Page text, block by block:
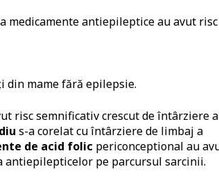
medicamente antiepileptice au avut risc
din mame fără epilepsie.
risc semnificativ crescut de întârziere a
s-a corelat cu întârziere de limbaj a
de acid folic periconceptional au
antiepilepticelor pe parcursul sarcinii.